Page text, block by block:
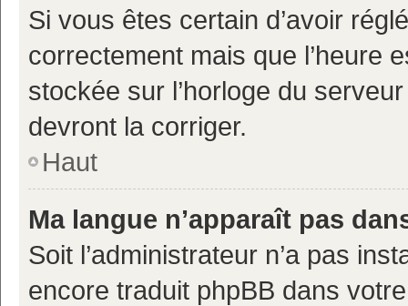
Si vous êtes certain d’avoir
correctement mais que l’heure
stockée sur l’horloge du
devront la corriger.
Haut
Ma langue n’apparaît pas
Soit l’administrateur n’a pas
encore traduit phpBB dans